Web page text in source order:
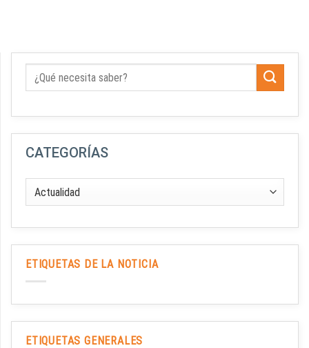
CATEGORÍAS
ETIQUETAS DE LA NOTICIA
ETIQUETAS GENERALES